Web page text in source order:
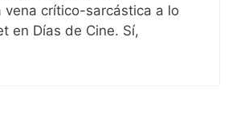
vena crítico-sarcástica a lo
en Días de Cine. Sí,